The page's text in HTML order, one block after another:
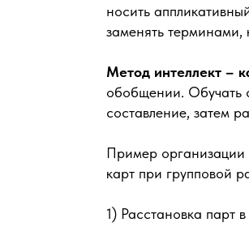
носить
заменять
Метод интеллект –
обобщении. Обучать
составление, затем
Пример организации
карт при групповой
1) Расстановка парт